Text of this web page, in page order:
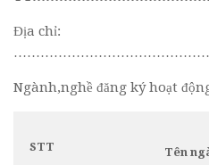
Địa chỉ:
Ngành,nghề đăng ký hoạt
STT Tên